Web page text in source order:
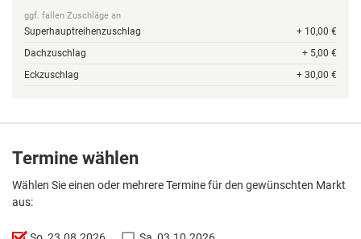
ggf. fallen Zuschläge an
Superhauptreihenzuschlag
+ 10,00 €
Dachzuschlag
+ 5,00 €
Eckzuschlag
+ 30,00 €
Termine wählen
Wählen Sie einen oder mehrere Termine für den gewünschten Markt
aus: